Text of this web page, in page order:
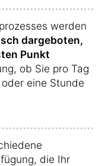
werden
dargeboten,
Punkt
ob Sie pro Tag
eine Stunde
die Ihr